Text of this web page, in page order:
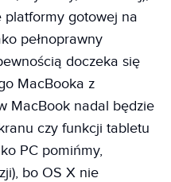
platformy gotowej na
pełnoprawny
doczeka się
MacBooka z
MacBook nadal będzie
czy funkcji tabletu
PC pomińmy,
bo OS X nie